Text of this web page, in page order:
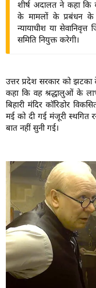
त
वि
शे
ष
य
ब
ट
खे
ल
क्रि
के
ट
शीर्ष अदालत ने कहा कि
के मामलों के प्रबंधन के
न्यायाधीश या
समिति नियुक्त करेगी।
उत्तर प्रदेश सरकार को
कहा कि वह श्रद्धालुओं के
बिहारी मंदिर कॉरिडोर
मई को दी गई मंजूरी स्थगित
बात नहीं सुनी गई।